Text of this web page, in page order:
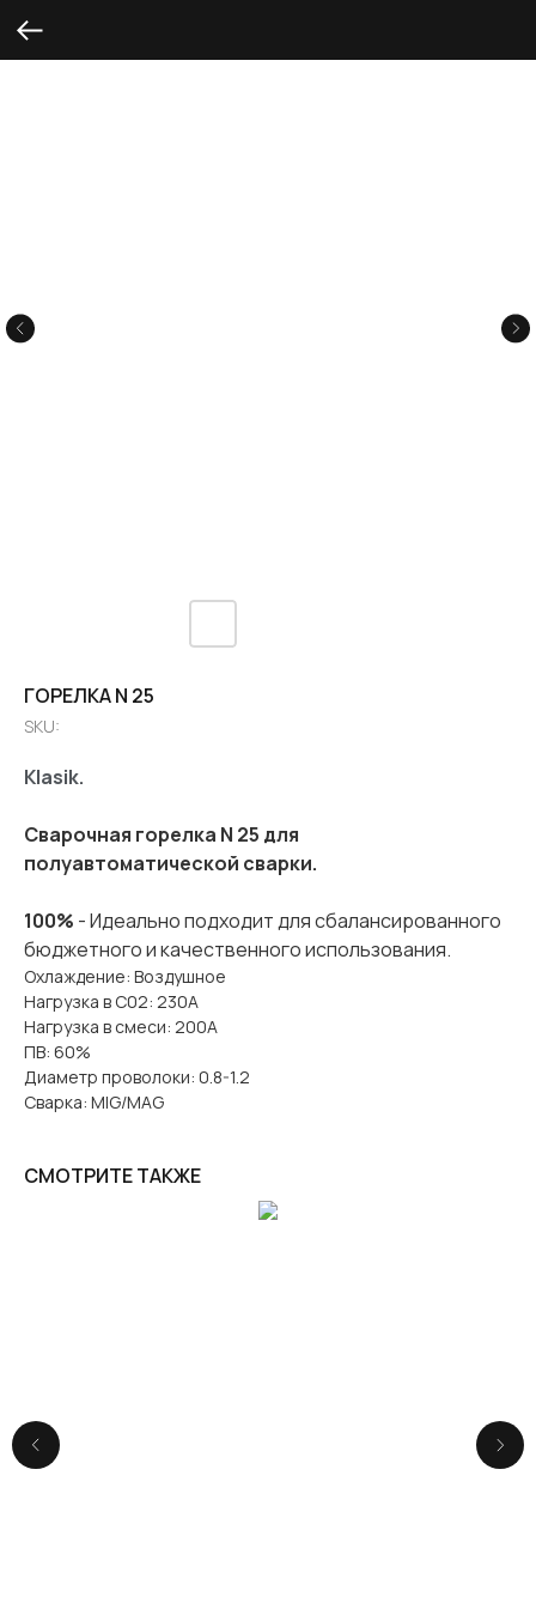
ГОРЕЛКА N 25
SKU:
Klasik.
Сварочная горелка N 25 для
полуавтоматической сварки.
100% - Идеально подходит для сбалансированного
бюджетного и качественного использования.
Охлаждение: Воздушное
Нагрузка в С02: 230А
Нагрузка в смеси: 200А
ПВ: 60%
Диаметр проволоки: 0.8-1.2
Сварка: MIG/MAG
СМОТРИТЕ ТАКЖЕ